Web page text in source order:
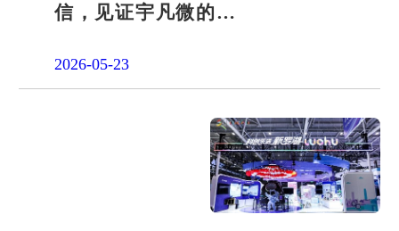
信，见证宇凡微的社
2026-05-23